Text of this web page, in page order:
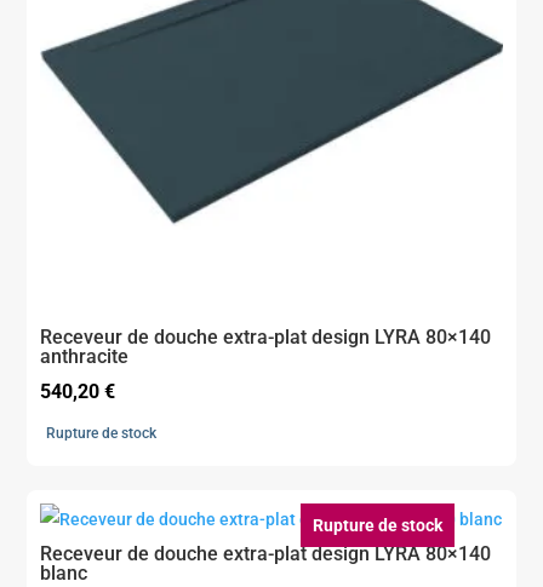
Receveur de douche extra-plat design LYRA 80×140
anthracite
540,20€
Rupture de stock
Rupture de stock
Receveur de douche extra-plat design LYRA 80×140
blanc